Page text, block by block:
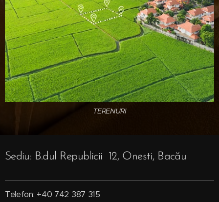
TERENURI
Sediu: B.dul Republicii 12, Onesti, Bacău
Telefon: +40 742 387 315